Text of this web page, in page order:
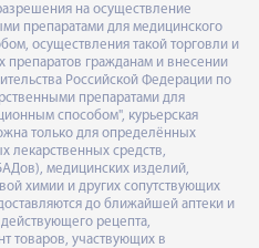
на осуществление
препаратами для медицинского
осуществления такой торговли и
препаратов гражданам и внесении
Российской Федерации по
препаратами для
способом", курьерская
только для определённых
лекарственных средств,
медицинских изделий,
химии и других сопутствующих
до ближайшей аптеки и
рецепта,
товаров, участвующих в